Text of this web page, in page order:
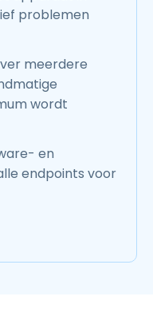
problemen
meerdere
wordt
en
endpoints voor